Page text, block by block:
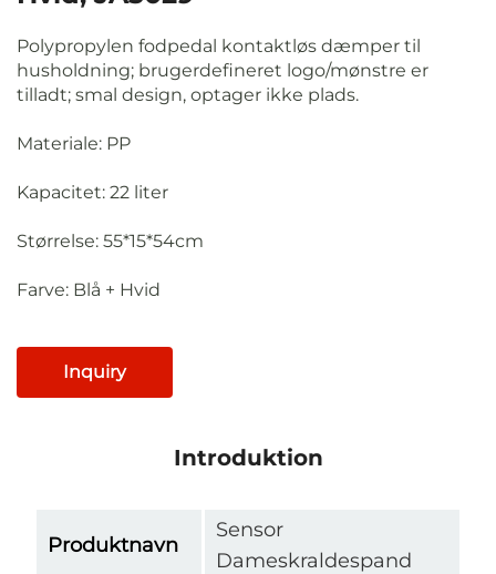
Polypropylen fodpedal kontaktløs dæmper til
husholdning; brugerdefineret logo/mønstre er
tilladt; smal design, optager ikke plads.
Materiale: PP
Kapacitet: 22 liter
Størrelse: 55*15*54cm
Farve: Blå + Hvid
Inquiry
Introduktion
Produktnavn
Sensor
Dameskraldespand